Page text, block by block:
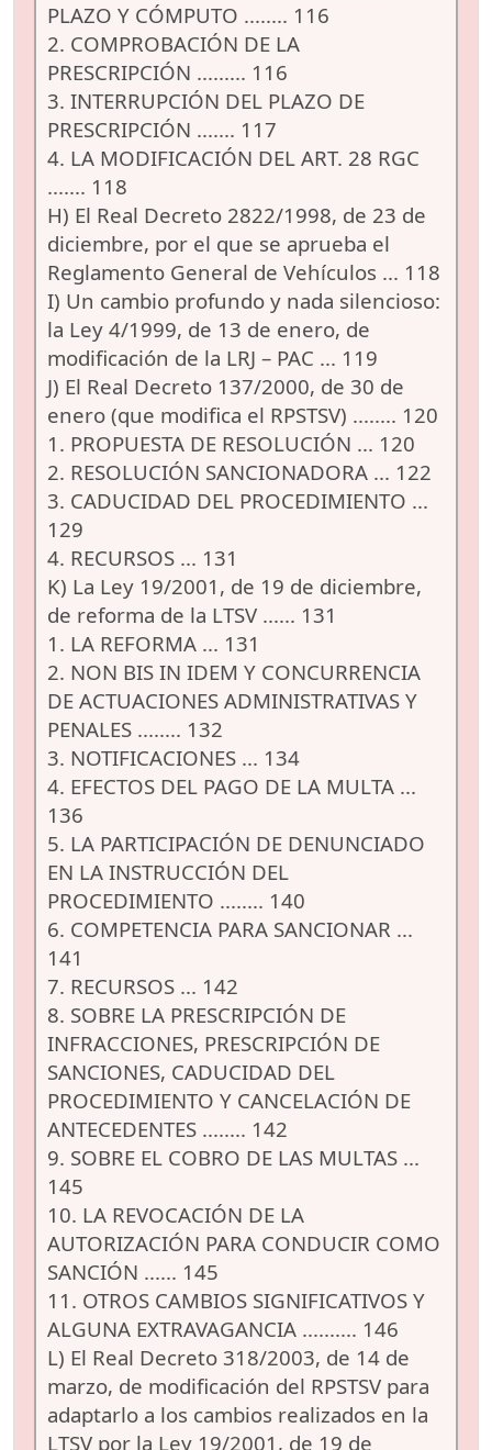
PLAZO Y CÓMPUTO ........ 116
2. COMPROBACIÓN DE LA
PRESCRIPCIÓN ......... 116
3. INTERRUPCIÓN DEL PLAZO DE
PRESCRIPCIÓN ....... 117
4. LA MODIFICACIÓN DEL ART. 28 RGC
....... 118
H) El Real Decreto 2822/1998, de 23 de
diciembre, por el que se aprueba el
Reglamento General de Vehículos ... 118
I) Un cambio profundo y nada silencioso:
la Ley 4/1999, de 13 de enero, de
modificación de la LRJ – PAC ... 119
J) El Real Decreto 137/2000, de 30 de
enero (que modifica el RPSTSV) ........ 120
1. PROPUESTA DE RESOLUCIÓN ... 120
2. RESOLUCIÓN SANCIONADORA ... 122
3. CADUCIDAD DEL PROCEDIMIENTO ...
129
4. RECURSOS ... 131
K) La Ley 19/2001, de 19 de diciembre,
de reforma de la LTSV ...... 131
1. LA REFORMA ... 131
2. NON BIS IN IDEM Y CONCURRENCIA
DE ACTUACIONES ADMINISTRATIVAS Y
PENALES ........ 132
3. NOTIFICACIONES ... 134
4. EFECTOS DEL PAGO DE LA MULTA ...
136
5. LA PARTICIPACIÓN DE DENUNCIADO
EN LA INSTRUCCIÓN DEL
PROCEDIMIENTO ........ 140
6. COMPETENCIA PARA SANCIONAR ...
141
7. RECURSOS ... 142
8. SOBRE LA PRESCRIPCIÓN DE
INFRACCIONES, PRESCRIPCIÓN DE
SANCIONES, CADUCIDAD DEL
PROCEDIMIENTO Y CANCELACIÓN DE
ANTECEDENTES ........ 142
9. SOBRE EL COBRO DE LAS MULTAS ...
145
10. LA REVOCACIÓN DE LA
AUTORIZACIÓN PARA CONDUCIR COMO
SANCIÓN ...... 145
11. OTROS CAMBIOS SIGNIFICATIVOS Y
ALGUNA EXTRAVAGANCIA .......... 146
L) El Real Decreto 318/2003, de 14 de
marzo, de modificación del RPSTSV para
adaptarlo a los cambios realizados en la
LTSV por la Ley 19/2001, de 19 de